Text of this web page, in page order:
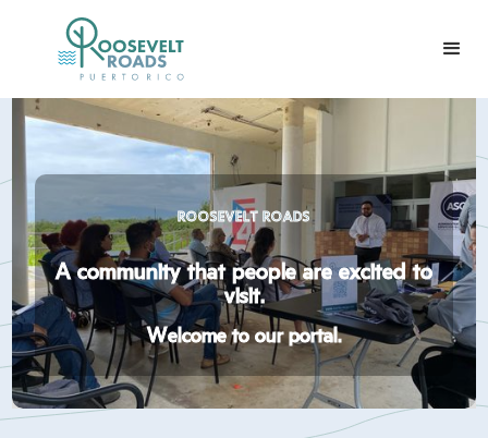
ROOSEVELT ROADS
A community that people are excited to
visit.
Welcome to our portal.